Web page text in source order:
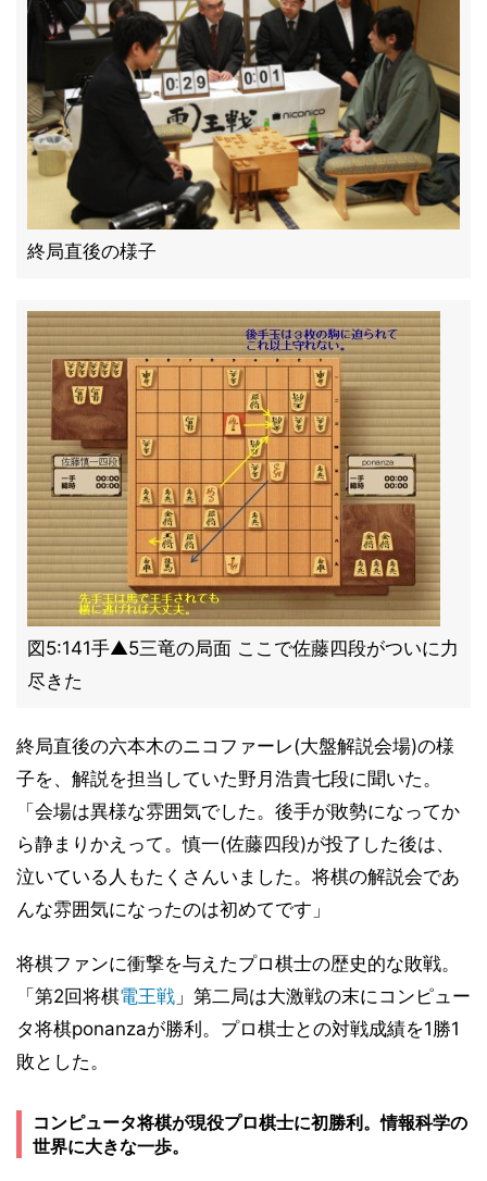
終局直後の様子
図5:141手▲5三竜の局面 ここで佐藤四段がついに力
尽きた
終局直後の六本木のニコファーレ(大盤解説会場)の様
子を、解説を担当していた野月浩貴七段に聞いた。
「会場は異様な雰囲気でした。後手が敗勢になってか
ら静まりかえって。慎一(佐藤四段)が投了した後は、
泣いている人もたくさんいました。将棋の解説会であ
んな雰囲気になったのは初めてです」
将棋ファンに衝撃を与えたプロ棋士の歴史的な敗戦。
「第2回将棋電王戦 」第二局は大激戦の末にコンピュー
タ将棋ponanzaが勝利。プロ棋士との対戦成績を1勝1
敗とした。
コンピュータ将棋が現役プロ棋士に初勝利。情報科学の
世界に大きな一歩。